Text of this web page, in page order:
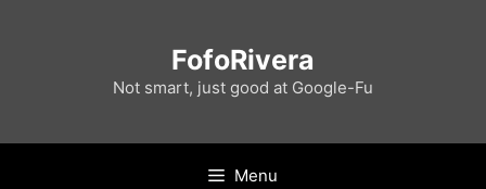
FofoRivera
Not smart, just good at Google-Fu
Menu